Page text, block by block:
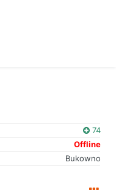
74
Offline
Bukowno